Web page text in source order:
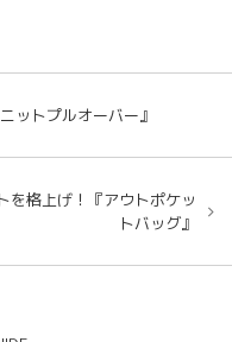
ットプルオーバー』
を格上げ！『アウトポケッ
トバッグ』